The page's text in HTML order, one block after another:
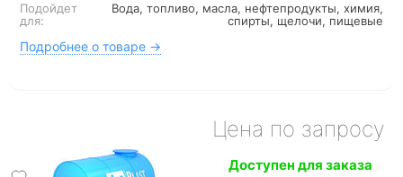
Подойдет
для:
Вода, топливо, масла, нефтепродукты, химия,
спирты, щелочи, пищевые
Подробнее о товаре →
Цена по запросу
Доступен для заказа